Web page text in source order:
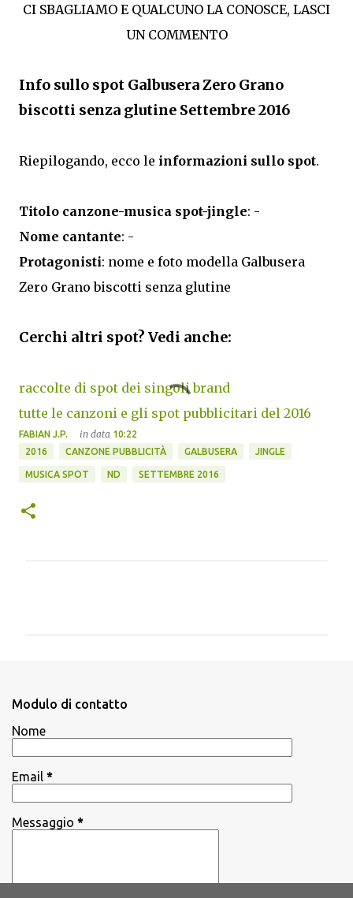
CI SBAGLIAMO E QUALCUNO LA CONOSCE, LASCI
UN COMMENTO
Info sullo spot Galbusera Zero Grano
biscotti senza glutine Settembre 2016
Riepilogando, ecco le informazioni sullo spot.
Titolo canzone-musica spot-jingle: -
Nome cantante: -
Protagonisti: nome e foto modella Galbusera
Zero Grano biscotti senza glutine
Cerchi altri spot? Vedi anche:
raccolte di spot dei singoli brand
tutte le canzoni e gli spot pubblicitari del 2016
FABIAN J.P. in data 10:22
2016
CANZONE PUBBLICITÀ GALBUSERA JINGLE
MUSICA SPOT ND SETTEMBRE 2016
i
Modulo di contatto
Nome
Email *
Messaggio *